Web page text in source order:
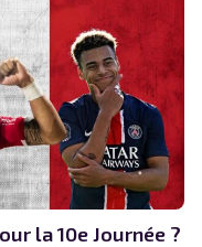
la 10e Journée ?